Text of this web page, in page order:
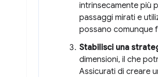
intrinsecamente più
passaggi mirati e
possano comunque
Stabilisci una
dimensioni, il che
Assicurati di creare